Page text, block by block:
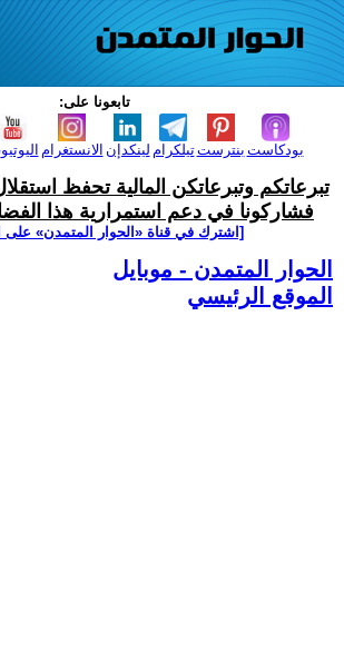
تابعونا على:
الانستغرام لينكدإن تيلكرامبنترست بودكاست
تبرعاتكم وتبرعاتكن المالية تحفظ
فشاركونا في دعم استمرارية هذا
[اشترك في قناة ‫«الحوار المتمدن» على
الحوار المتمدن - موبايل
الموقع الرئيسي